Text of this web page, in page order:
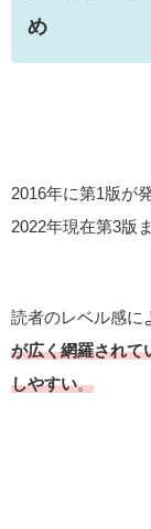
め
2016年に第1版が
2022年現在第3版
読者のレベル感に
が広く網羅されて
しやすい。